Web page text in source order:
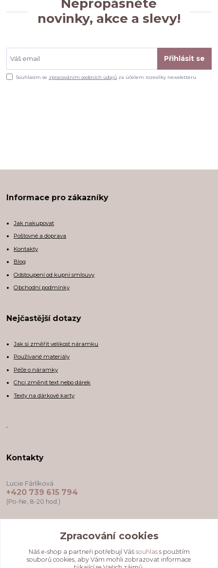
Nepropásněte
novinky, akce a slevy!
Přihlásit se
Souhlasím se zpracováním osobních údajů za účelem rozesílky newsletteru.
Informace pro zákazníky
Jak nakupovat
Poštovné a doprava
Kontakty
Blog
Odstoupení od kupní smlouvy
Obchodní podmínky
Nejčastější dotazy
Jak si změřit velikost náramku
Používané materiály
Péče o náramky
Chci změnit text nebo dárek
Texty na dárkové karty
,
Kontakty
Lucie Fárlíková
+420 739 615 794
(Po-Ne, 8-20 hod.)
Zpracování cookies
Náš e-shop a partneři potřebují Váš souhlass použitím
souborů cookies, aby Vám mohli zobrazovat informace